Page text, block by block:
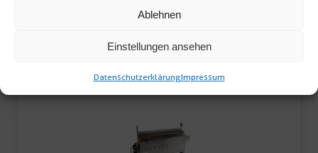
Ablehnen
Einstellungen ansehen
DatenschutzerklärungImpressum